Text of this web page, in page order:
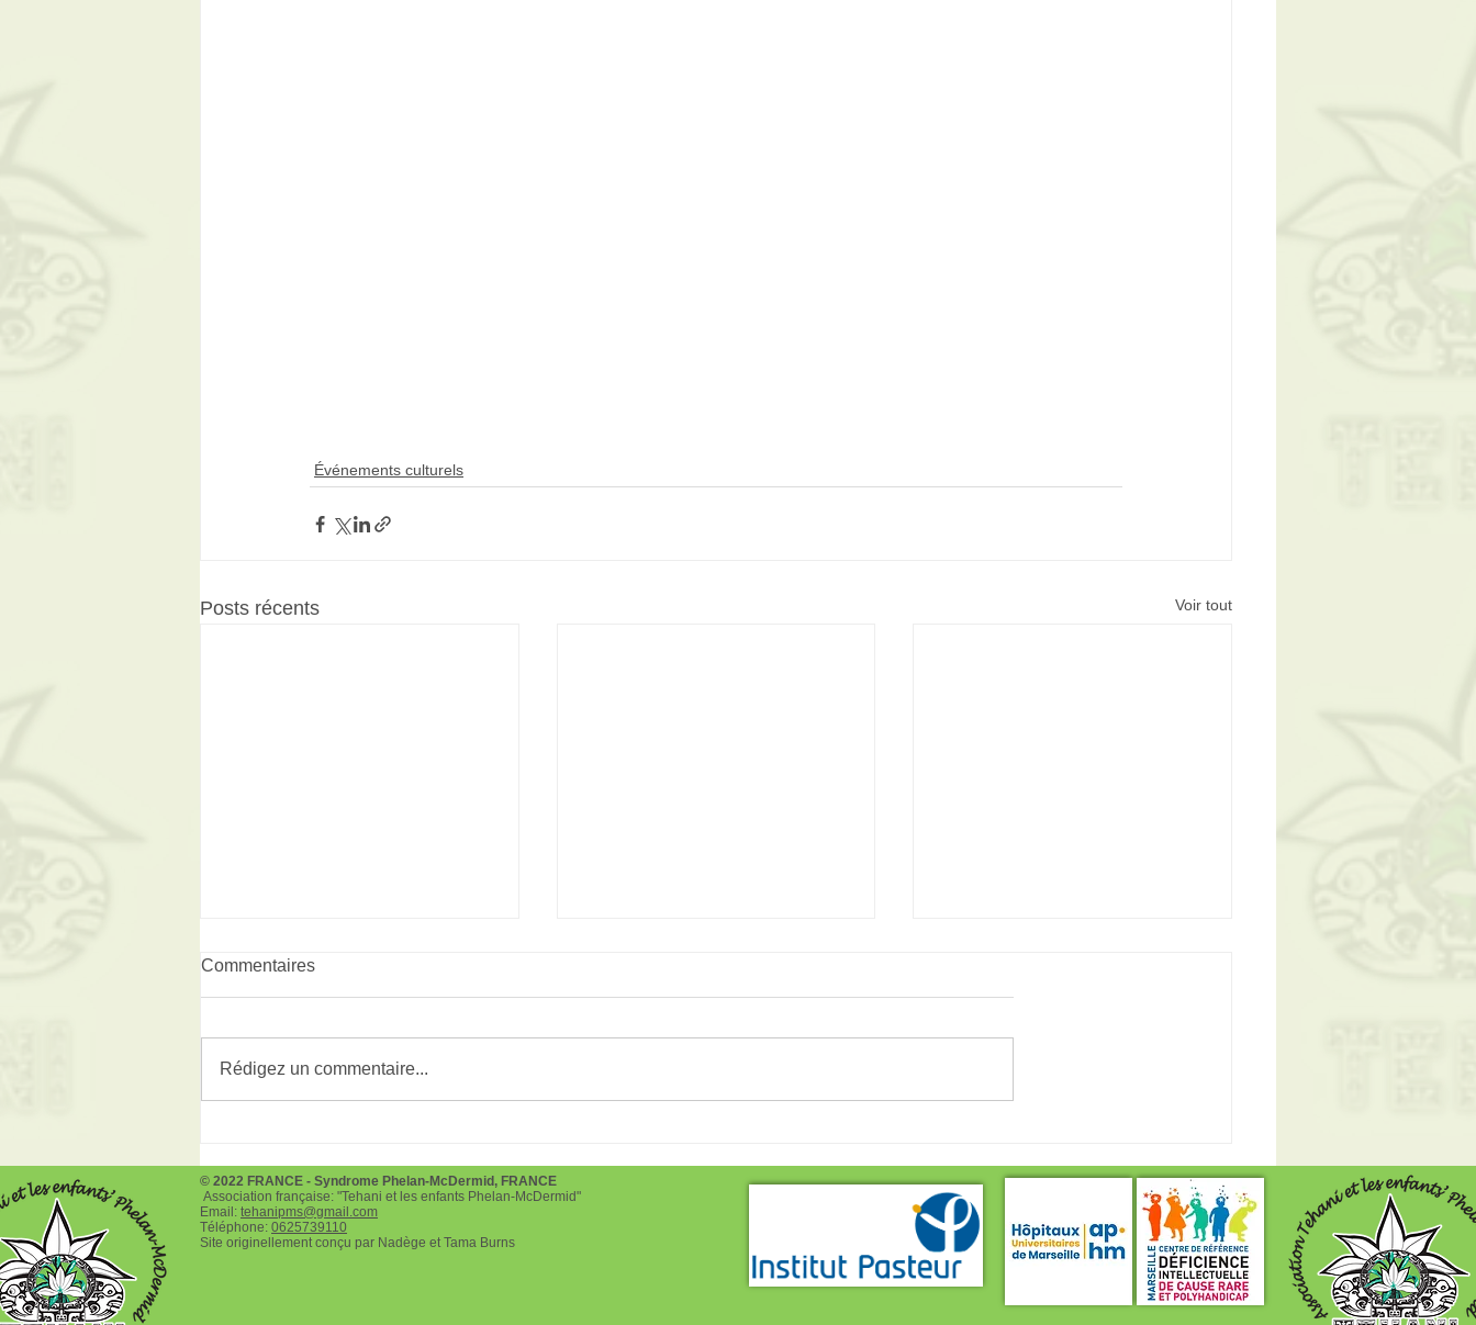
Événements culturels
Posts récents Voir tout
Commentaires
Rédigez un commentaire...
© 2022 FRANCE - Syndrome Phelan-McDermid, FRANCE
Association française: "Tehani et les enfants Phelan-McDermid"
Email: tehanipms@gmail.com
Téléphone: 0625739110
Site originellement conçu par Nadège et Tama Burns